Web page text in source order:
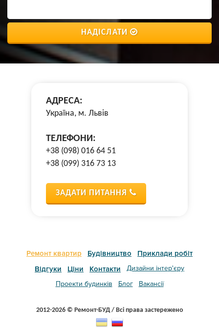
НАДІСЛАТИ
АДРЕСА:
Україна, м. Львів
ТЕЛЕФОНИ:
+38 (098) 016 64 51
+38 (099) 316 73 13
ЗАДАТИ ПИТАННЯ
Ремонт квартир Будівництво
Приклади робіт
Відгуки
Ціни Контакти
Дизайни інтер'єру
Проекти будинків
Блог Вакансії
2012-2026 © Ремонт-БУД / Всі права застережено